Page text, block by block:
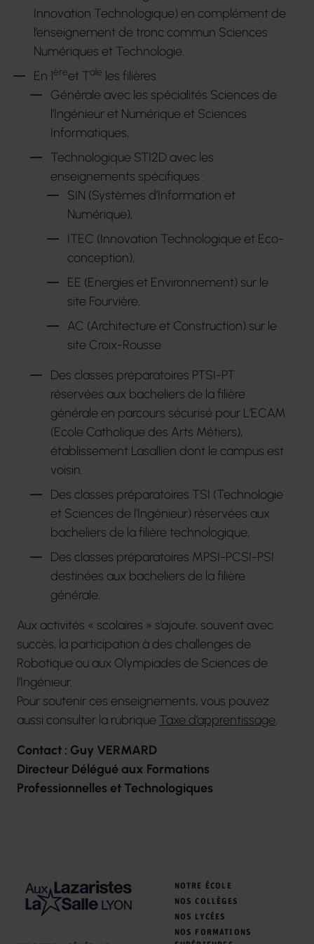
laurent.goin@auxlazaristeslasalle.fr
Laurent GOIN, responsable du niveau
TERMINALE
laurent.goin@auxlazaristeslasalle.fr
Innovation Technologique) en complément de
l’enseignement de tronc commun Sciences
Numériques et Technologie.
En 1èreet Tale les filières
Générale avec les spécialités Sciences de
l’Ingénieur et Numérique et Sciences
Informatiques,
Technologique STI2D avec les
enseignements spécifiques :
SIN (Systèmes d’Information et
Numérique),
ITEC (Innovation Technologique et Eco-
conception),
EE (Energies et Environnement) sur le
site Fourvière,
AC (Architecture et Construction) sur le
site Croix-Rousse
Des classes préparatoires PTSI-PT
réservées aux bacheliers de la filière
générale en parcours sécurisé pour L’ECAM
(Ecole Catholique des Arts Métiers),
établissement Lasallien dont le campus est
voisin.
Des classes préparatoires TSI (Technologie
et Sciences de l’Ingénieur) réservées aux
bacheliers de la filière technologique,
Des classes préparatoires MPSI-PCSI-PSI
destinées aux bacheliers de la filière
générale.
Aux activités « scolaires » s’ajoute, souvent avec
succès, la participation à des challenges de
Robotique ou aux Olympiades de Sciences de
l’Ingénieur.
Pour soutenir ces enseignements, vous pouvez
aussi consulter la rubrique Taxe d’apprentissage.
Contact : Guy VERMARD
Directeur Délégué aux Formations
Professionnelles et Technologiques
NOTRE ÉCOLE
NOS COLLÈGES
NOS LYCÉES
NOS FORMATIONS